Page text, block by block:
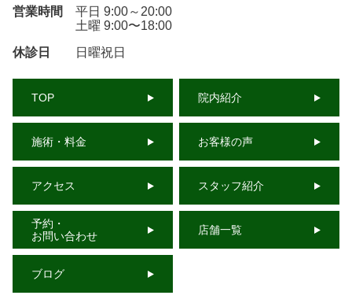
営業時間
平日 9:00～20:00
土曜 9:00〜18:00
休診日
日曜祝日
TOP 院内紹介
施術・料金 お客様の声
アクセス スタッフ紹介
予約・
お問い合わせ
店舗一覧
ブログ